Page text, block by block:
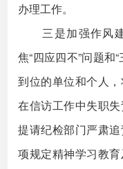
办理工作。
三是加强作风建
焦“四应四不”问题和
到位的单位和个人
在信访工作中失职
提请纪检部门严肃
项规定精神学习教